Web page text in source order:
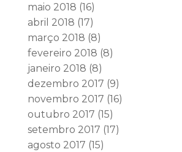
maio 2018 (16)
abril 2018 (17)
março 2018 (8)
fevereiro 2018 (8)
janeiro 2018 (8)
dezembro 2017 (9)
novembro 2017 (16)
outubro 2017 (15)
setembro 2017 (17)
agosto 2017 (15)